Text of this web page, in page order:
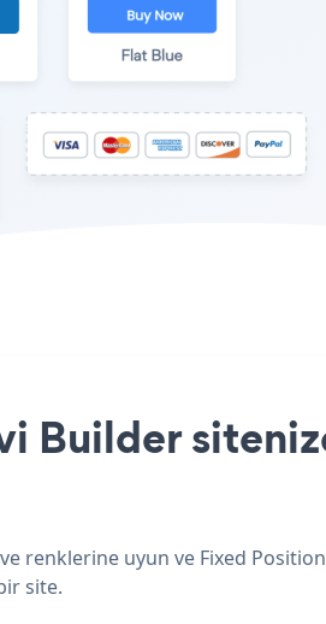
Builder
renklerine uyun ve Fixed
site.